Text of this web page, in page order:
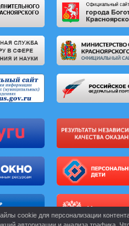
cookie для персонализации